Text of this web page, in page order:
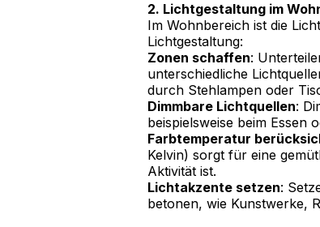
2. Lichtgestaltung im
Im Wohnbereich ist die
Lichtgestaltung:
Zonen schaffen:
unterschiedliche
durch Stehlampen oder
Dimmbare Lichtquellen:
beispielsweise beim Essen
Farbtemperatur
Kelvin) sorgt für eine
Aktivität ist.
Lichtakzente setzen:
betonen, wie Kunstwerke,